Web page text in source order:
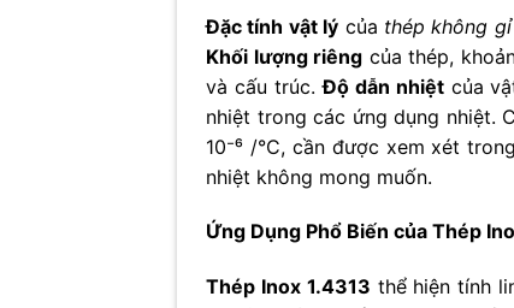
Đặc tính vật lý của thép không gỉ
Khối lượng riêng của thép,
và cấu trúc.Độ dẫn nhiệtcủa
nhiệt trong các ứng dụng nhiệt.
10⁻⁶ /°C, cần được xem xét
nhiệt không mong muốn.
Ứng Dụng Phổ Biến của Thép
Thép Inox 1.4313 thể hiện tính